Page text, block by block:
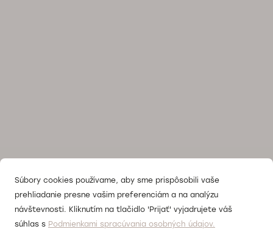
Súbory cookies používame, aby sme prispôsobili vaše
prehliadanie presne vašim preferenciám a na analýzu
návštevnosti. Kliknutím na tlačidlo 'Prijať' vyjadrujete váš
súhlas s Podmienkami spracúvania osobných údajov.